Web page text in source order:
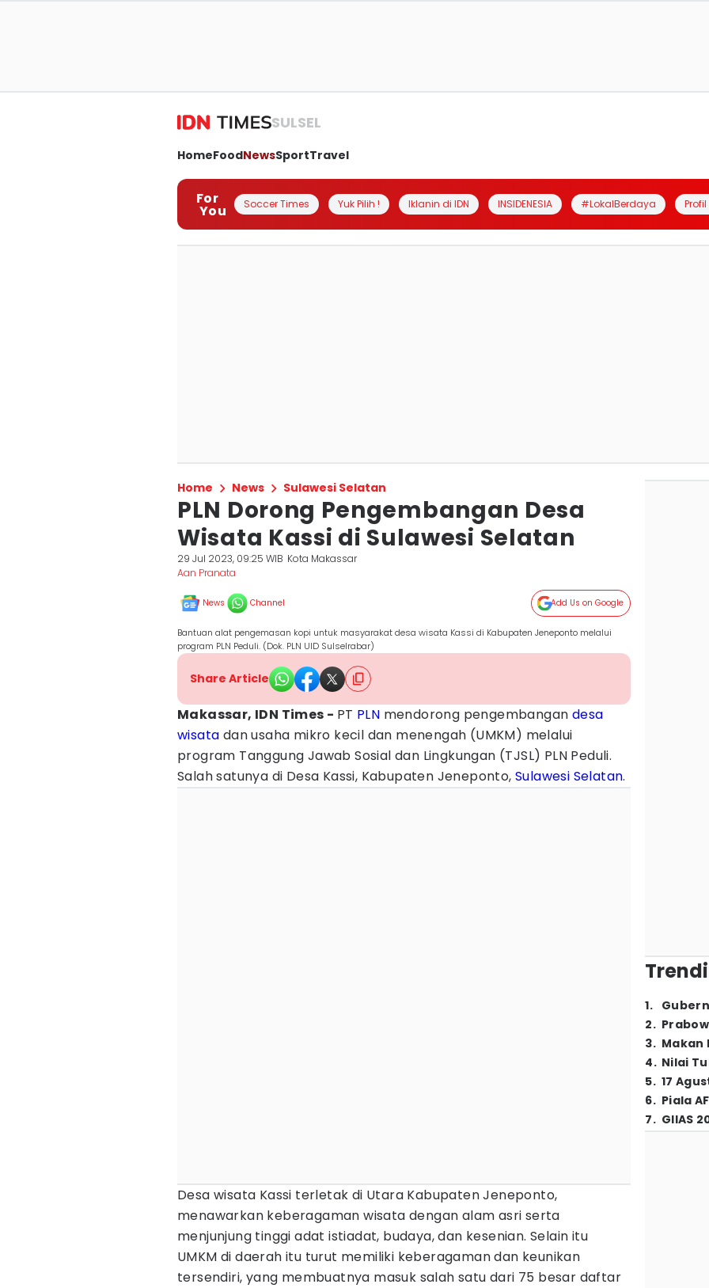
SULSEL
HomeFoodNewsSportTravel
For
You Soccer Times Yuk Pilih ! Iklanin di IDN INSIDENESIA #LokalBerdaya
Home News Sulawesi Selatan
PLN Dorong Pengembangan Desa
Wisata Kassi di Sulawesi Selatan
29 Jul 2023, 09:25 WIB Kota Makassar
Aan Pranata
News Channel Add Us on Google
Bantuan alat pengemasan kopi untuk masyarakat desa wisata Kassi di Kabupaten Jeneponto melalui
program PLN Peduli. (Dok. PLN UID Sulselrabar)
Share Article
Makassar, IDN Times - PT PLN mendorong pengembangan desa
wisata dan usaha mikro kecil dan menengah (UMKM) melalui
program Tanggung Jawab Sosial dan Lingkungan (TJSL) PLN Peduli.
Salah satunya di Desa Kassi, Kabupaten Jeneponto, Sulawesi Selatan.
Desa wisata Kassi terletak di Utara Kabupaten Jeneponto,
menawarkan keberagaman wisata dengan alam asri serta
menjunjung tinggi adat istiadat, budaya, dan kesenian. Selain itu
UMKM di daerah itu turut memiliki keberagaman dan keunikan
tersendiri, yang membuatnya masuk salah satu dari 75 besar daftar
1.
2.
3. Makan
4. Nilai
5. 17
6. Piala
7. GIIAS